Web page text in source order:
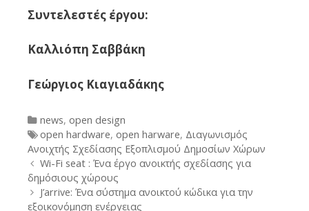
Συντελεστές έργου:
Καλλιόπη Σαββάκη
Γεώργιος Κιαγιαδάκης
Categories
news, open design
Tags
open hardware, open harware, Διαγωνισμός
Ανοιχτής Σχεδίασης Εξοπλισμού Δημοσίων Χώρων
Post
navigation
Wi-Fi seat : Ένα έργο ανοικτής σχεδίασης για
δημόσιους χώρους
J’arrive: Ένα σύστημα ανοικτού κώδικα για την
εξοικονόμηση ενέργειας